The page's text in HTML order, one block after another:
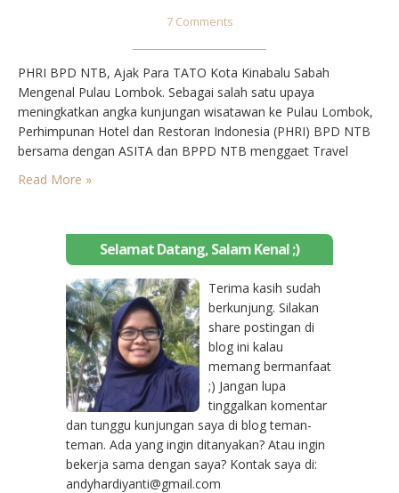
7 Comments
PHRI BPD NTB, Ajak Para TATO Kota Kinabalu Sabah
Mengenal Pulau Lombok. Sebagai salah satu upaya
meningkatkan angka kunjungan wisatawan ke Pulau Lombok,
Perhimpunan Hotel dan Restoran Indonesia (PHRI) BPD NTB
bersama dengan ASITA dan BPPD NTB menggaet Travel
lebih mengenal pariwisata Pulau Lombok melalui kegiatan
Read More »
Selamat Datang, Salam Kenal ;)
Terima kasih sudah
berkunjung. Silakan
share postingan di
blog ini kalau
memang bermanfaat
;) Jangan lupa
tinggalkan komentar
dan tunggu kunjungan saya di blog teman-
teman. Ada yang ingin ditanyakan? Atau ingin
bekerja sama dengan saya? Kontak saya di:
andyhardiyanti@gmail.com